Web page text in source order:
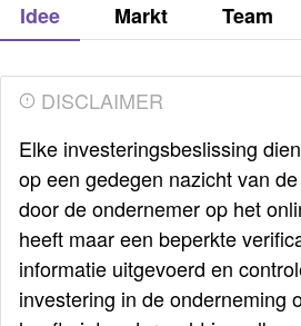
Idee Markt Team
DISCLAIMER
Elke investeringsbeslissing
op een gedegen nazicht van
door de ondernemer op het
heeft maar een beperkte
informatie uitgevoerd en
investering in de onderneming